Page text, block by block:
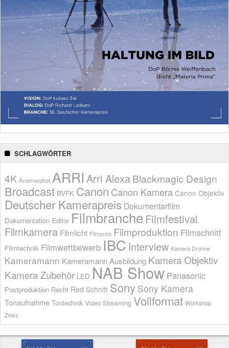
SCHLAGWÖRTER
4K Anamorphot ARRI Arri AlexaBlackmagic Design
Broadcast BVFK Canon Canon Kamera Canon Objektiv
Deutscher Kamerapreis Dokumentarfilm
Dokumentation Editor Filmbranche Filmfestival
Filmkamera Filmlicht Filmpreis Filmproduktion Filmschnitt
Filmtechnik Filmwettbewerb IBC Interview Kamera Drohne
Kameramann Kameramann Ausbildung Kamera Objektiv
Kamera Zubehör LED NAB Show Panasonic
Postproduktion Recht Red Schnitt Sony Sony Kamera
Tonaufnahme Tontechnik Video Streaming Vollformat Workshop
Zeiss